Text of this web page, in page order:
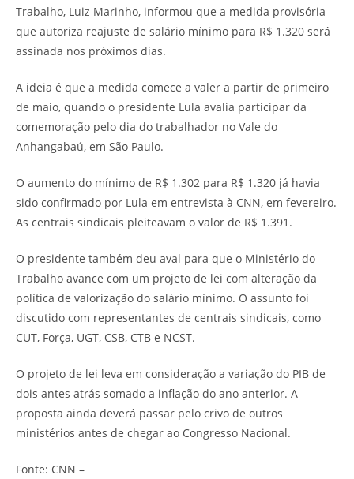
Trabalho, Luiz Marinho, informou que a medida provisória
que autoriza reajuste de salário mínimo para R$ 1.320 será
assinada nos próximos dias.
A ideia é que a medida comece a valer a partir de primeiro
de maio, quando o presidente Lula avalia participar da
comemoração pelo dia do trabalhador no Vale do
Anhangabaú, em São Paulo.
O aumento do mínimo de R$ 1.302 para R$ 1.320 já havia
sido confirmado por Lula em entrevista à CNN, em fevereiro.
As centrais sindicais pleiteavam o valor de R$ 1.391.
O presidente também deu aval para que o Ministério do
Trabalho avance com um projeto de lei com alteração da
política de valorização do salário mínimo. O assunto foi
discutido com representantes de centrais sindicais, como
CUT, Força, UGT, CSB, CTB e NCST.
O projeto de lei leva em consideração a variação do PIB de
dois antes atrás somado a inflação do ano anterior. A
proposta ainda deverá passar pelo crivo de outros
ministérios antes de chegar ao Congresso Nacional.
Fonte: CNN –